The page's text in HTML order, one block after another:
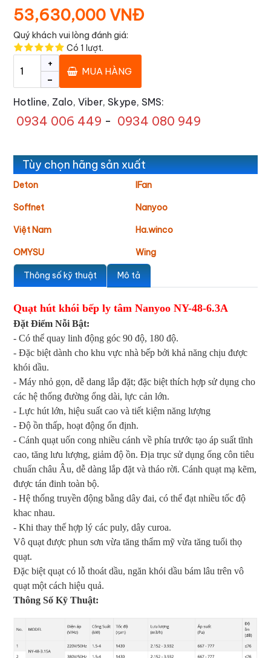
53,630,000 VNĐ
Quý khách vui lòng đánh giá:
Có 1 lượt.
-
+
MUA HÀNG
Hotline, Zalo, Viber, Skype, SMS:
0934 006 449 - 0934 080 949
Tùy chọn hãng sản xuất
Deton IFan
Soffnet Nanyoo
Việt Nam Ha.winco
OMYSU Wing
Thông số kỹ thuật Mô tả
Quạt hút khói bếp ly tâm Nanyoo NY-48-6.3A
Đặt Điểm Nỗi Bật:
- Có thể quay linh động góc 90 độ, 180 độ.
- Đặc biệt dành cho khu vực nhà bếp bởi khả năng chịu được
khói dầu.
- Máy nhỏ gọn, dễ dang lắp đặt; đặc biệt thích hợp sử dụng cho
các hệ thống đường ổng dài, lực cản lớn.
- Lực hút lớn, hiệu suất cao và tiết kiệm năng lượng
- Độ ồn thấp, hoạt động ổn định.
- Cánh quạt uốn cong nhiều cánh về phía trước tạo áp suất tĩnh
cao, tăng lưu lượng, giảm độ ồn. Địa trục sử dụng ống côn tiêu
chuẩn châu Âu, dễ dàng lắp đặt và tháo rời. Cánh quạt mạ kẽm,
được tán đinh toàn bộ.
- Hệ thống truyền động bằng dây đai, có thể đạt nhiều tốc độ
khac nhau.
- Khi thay thế hợp lý các puly, dây curoa.
Vô quạt được phun sơn vừa tăng thẩm mỹ vừa tăng tuổi thọ
quạt.
Đặc biệt quạt có lỗ thoát dầu, ngăn khói dầu bám lâu trên vô
quạt một cách hiệu quả.
Thông Số Kỹ Thuật: